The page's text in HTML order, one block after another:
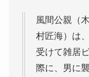
風間公親（
村匠海）は
受けて雑居
際に、男に